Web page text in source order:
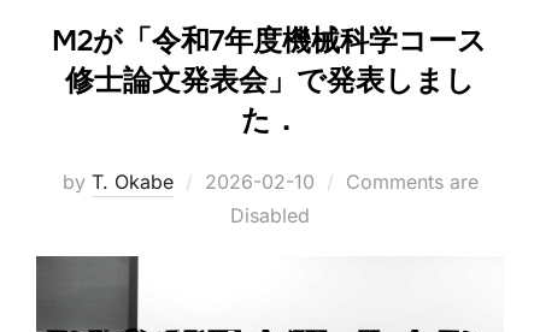
M2が「令和7年度機械科学コース
修士論文発表会」で発表しまし
た．
by T. Okabe
Posted
2026-02-10
Comments are
Disabled